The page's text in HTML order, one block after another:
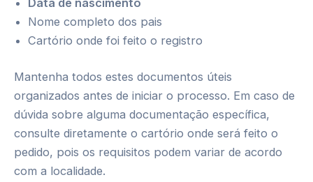
Data de nascimento
Nome completo dos pais
Cartório onde foi feito o registro
Mantenha todos estes documentos úteis
organizados antes de iniciar o processo. Em caso de
dúvida sobre alguma documentação específica,
consulte diretamente o cartório onde será feito o
pedido, pois os requisitos podem variar de acordo
com a localidade.